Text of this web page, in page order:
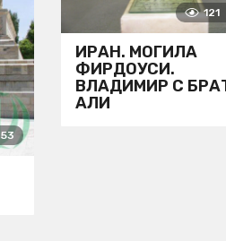
53
121
ИРАН. МОГИЛА
ФИРДОУСИ.
ВЛАДИМИР С
АЛИ